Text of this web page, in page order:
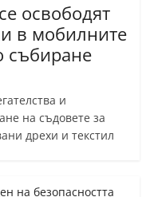
освободят
в мобилните
събиране
и
на съдовете за
дрехи и текстил
на безопасността